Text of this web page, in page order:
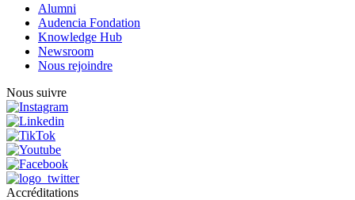
Alumni
Audencia Fondation
Knowledge Hub
Newsroom
Nous rejoindre
Nous suivre
Accréditations